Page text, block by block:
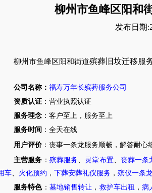
柳州市鱼峰区阳和
发布日期
柳州市鱼峰区阳和街道殡葬旧坟迁移服
公司名称： 福寿万年长殡葬服务公司
资质认证 ：营业执照认证
服务理念 ：客户至上，服务至上
服务时间 ：全天在线
用户评价：丧事一条龙服务顺畅，解答耐心
主营服务 ： 殡葬服务 灵堂布置、 丧葬一条
车
火化预约 ， 下葬安葬礼仪服务 ， 殡仪一条
服务特色： 墓地销售转让 ， 救护车出租 ，病